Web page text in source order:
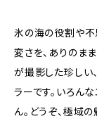
氷の海の役割や不
変さを、ありのま
が撮影した珍しい
ラーです。いろん
ん。どうぞ、極域